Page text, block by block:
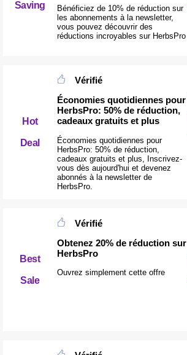
Saving
Bénéficiez de 10% de réduction sur
les abonnements à la newsletter,
vous pouvez découvrir des
réductions incroyables sur HerbsPro
Hot
Deal
Vérifié
Économies quotidiennes pour
HerbsPro: 50% de réduction,
cadeaux gratuits et plus
Économies quotidiennes pour
HerbsPro: 50% de réduction,
cadeaux gratuits et plus, Inscrivez-
vous dès aujourd'hui et devenez
abonnés à la newsletter de
HerbsPro.
Best
Sale
Vérifié
Obtenez 20% de réduction sur
HerbsPro
Ouvrez simplement cette offre